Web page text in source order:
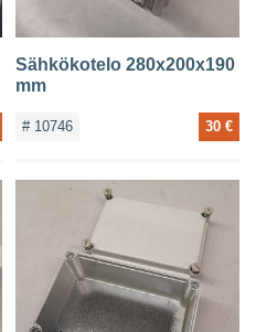
Sähkökotelo 280x200x190
mm
# 10746 30 €